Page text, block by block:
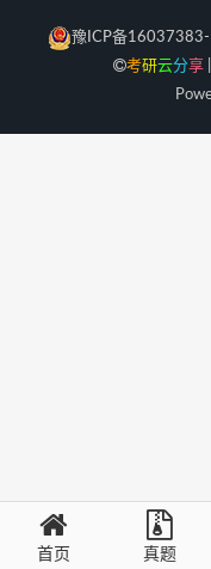
豫ICP备16037383-
考研云分享|
首页 真题